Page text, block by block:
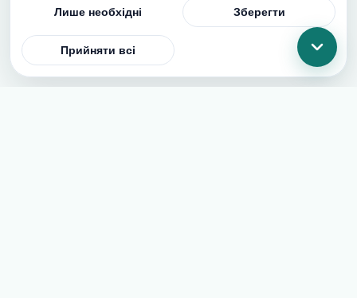
Лише необхідні Зберегти
Прийняти всі